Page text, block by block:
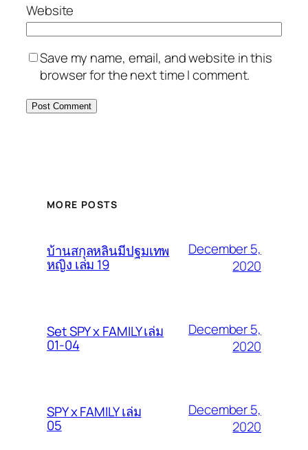
Website
Save my name, email, and website in this
browser for the next time I comment.
MORE POSTS
บ้านสกุลหลินมีปฐมเทพ
หญิง เล่ม 19
December 5,
2020
Set SPY x FAMILY เล่ม
01-04
December 5,
2020
SPY x FAMILY เล่ม
05
December 5,
2020